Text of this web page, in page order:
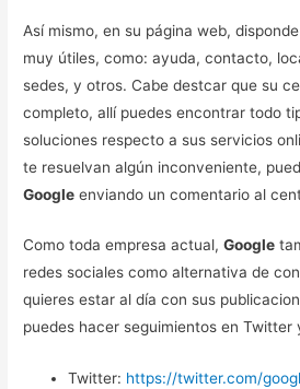
Así mismo, en su página web,
muy útiles, como: ayuda, contacto,
sedes, y otros. Cabe destcar que su
completo, allí puedes encontrar todo
soluciones respecto a sus servicios
te resuelvan algún inconveniente,
Google enviando un comentario al
Como toda empresa actual,Google
redes sociales como alternativa de
quieres estar al día con sus
puedes hacer seguimientos en Twitter
Twitter: https://twitter.com/